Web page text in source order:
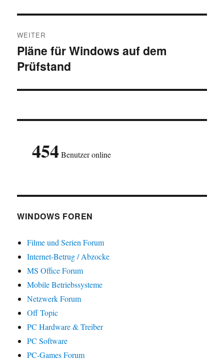
WEITER
Nächster
Beitrag:
Pläne für Windows auf dem
Prüfstand
454 Benutzer online
WINDOWS FOREN
Filme und Serien Forum
Internet-Betrug / Abzocke
MS Office Forum
Mobile Betriebssysteme
Netzwerk Forum
Off Topic
PC Hardware & Treiber
PC Software
PC-Games Forum